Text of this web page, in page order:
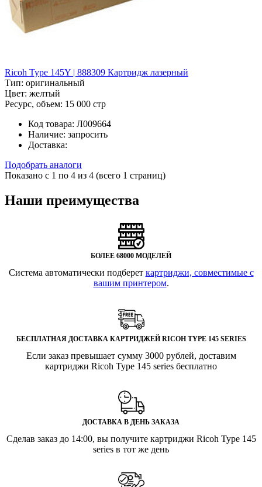
Ricoh Type 145Y | 888309 Картридж лазерный
Тип: оригинальный
Цвет: желтый
Ресурс, объем: 15 000 стр
Код товара: Л009664
Наличие: запросить
Доставка:
Подобрать аналоги
Показано с 1 по 4 из 4 (всего 1 страниц)
Наши преимущества
БОЛЕЕ 68000 МОДЕЛЕЙ
Система автоматически подберет картриджи, совместимые с
вашим принтером.
БЕСПЛАТНАЯ ДОСТАВКА КАРТРИДЖЕЙ RICOH TYPE 145 SERIES
Если заказ превышает сумму 3000 рублей, доставим
картриджи Ricoh Type 145 series бесплатно
ДОСТАВКА В ДЕНЬ ЗАКАЗА
Сделав заказ до 14:00, вы получите картриджи Ricoh Type 145
series в тот же день